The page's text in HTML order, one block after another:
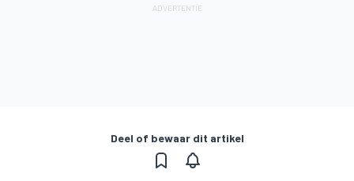
Deel of bewaar dit artikel